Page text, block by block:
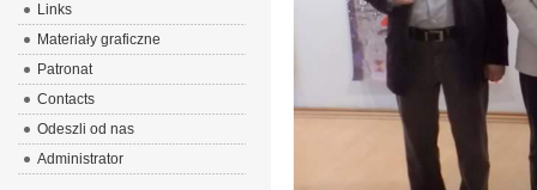
Links
Materiały graficzne
Patronat
Contacts
Odeszli od nas
Administrator